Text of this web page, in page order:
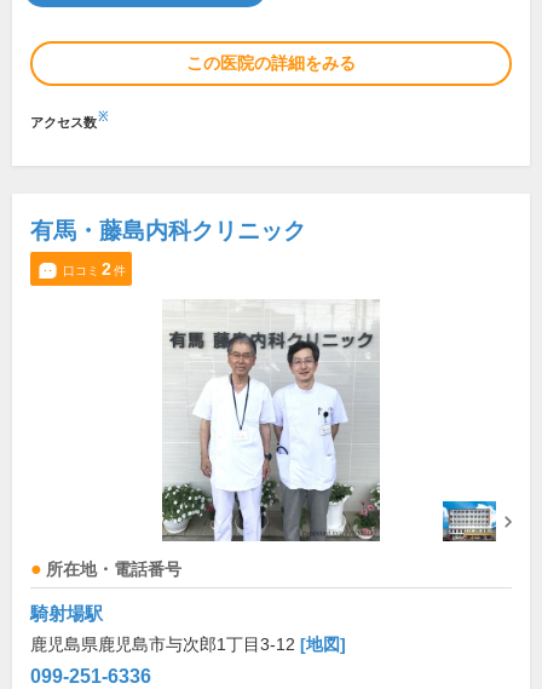
この医院の詳細をみる
アクセス数※
有馬・藤島内科クリニック
口コミ 2件
所在地・電話番号
騎射場駅
鹿児島県鹿児島市与次郎1丁目3-12 [地図]
099-251-6336